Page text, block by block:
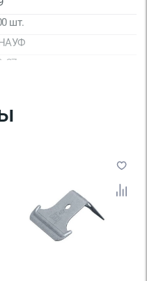
шт.
мм